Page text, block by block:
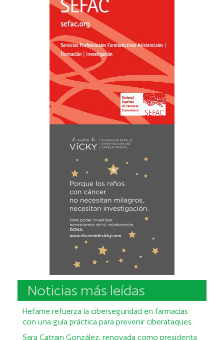
Noticias más leídas
Hefame refuerza la ciberseguridad en farmacias
con una guía práctica para prevenir ciberataques
Sara Catrain González, renovada como presidenta